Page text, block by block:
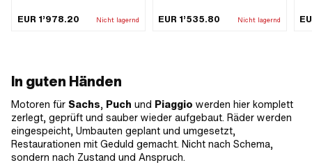
EUR 1’978.20 Nicht lagernd EUR 1’535.80 Nicht lagernd
In guten Händen
Motoren für Sachs, Puch und Piaggio werden hier komplett
zerlegt, geprüft und sauber wieder aufgebaut. Räder werden
eingespeicht, Umbauten geplant und umgesetzt,
Restaurationen mit Geduld gemacht. Nicht nach Schema,
sondern nach Zustand und Anspruch.